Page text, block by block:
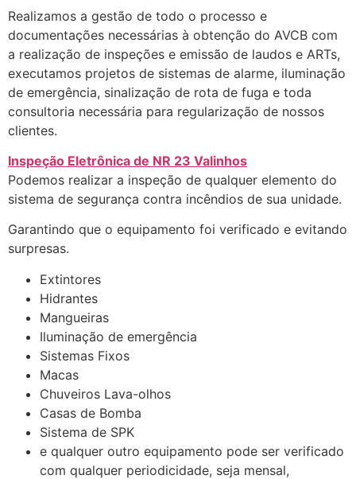
Realizamos a gestão de todo o processo e
documentações necessárias à obtenção do AVCB com
a realização de inspeções e emissão de laudos e ARTs,
executamos projetos de sistemas de alarme, iluminação
de emergência, sinalização de rota de fuga e toda
consultoria necessária para regularização de nossos
clientes.
Inspeção Eletrônica de NR 23 Valinhos
Podemos realizar a inspeção de qualquer elemento do
sistema de segurança contra incêndios de sua unidade.
Garantindo que o equipamento foi verificado e evitando
surpresas.
Extintores
Hidrantes
Mangueiras
Iluminação de emergência
Sistemas Fixos
Macas
Chuveiros Lava-olhos
Casas de Bomba
Sistema de SPK
e qualquer outro equipamento pode ser verificado
com qualquer periodicidade, seja mensal,